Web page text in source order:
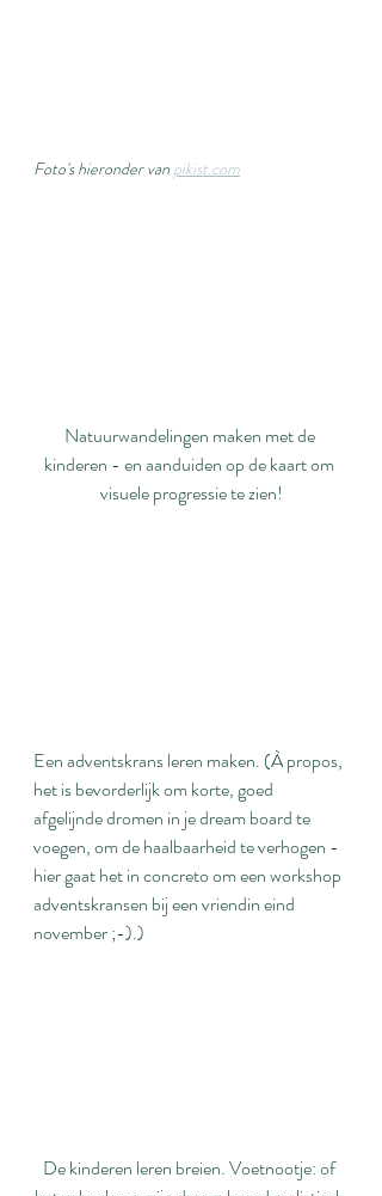
Foto's hieronder van pikist.com
Natuurwandelingen maken met de
kinderen - en aanduiden op de kaart om
visuele progressie te zien!
Een adventskrans leren maken. (À propos,
het is bevorderlijk om korte, goed
afgelijnde dromen in je dream board te
voegen, om de haalbaarheid te verhogen -
hier gaat het in concreto om een workshop
adventskransen bij een vriendin eind
november ;-).)
De kinderen leren breien. Voetnootje: of